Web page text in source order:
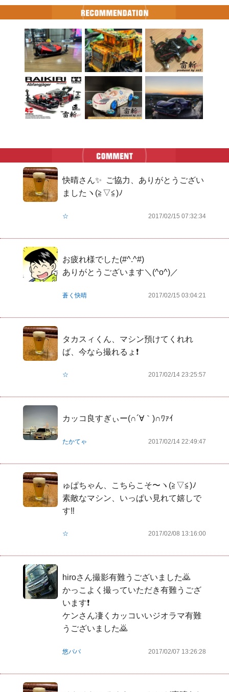
快晴さん✨  ご協力、ありがとうござい
ましたヽ(≧▽≦)ﾉ
☆ 2017/02/15 07:32:34
お疲れ様でした(#^.^#)
ありがとうございます＼(^o^)／
蒼く快晴 2017/02/15 03:04:21
タカスィくん、マシン預けてくれれ
ば、今なら撮れるょ❗️
☆ 2017/02/14 23:25:57
カッコ良すぎぃー(∩´∀｀)∩ﾜｧｲ
たかてゃ 2017/02/14 22:49:47
ゅぱちゃん、こちらこそ〜ヽ(≧▽≦)ﾉ
素敵なマシン、いっぱい見れて嬉しで
す‼️
☆ 2017/02/08 13:16:00
hiroさん撮影有難うございました🙇
かっこよく撮っていただき有難うござ
います❗
ケンさん凄くカッコいいジオラマ有難
うございました🙇
悠パパ 2017/02/07 13:26:28